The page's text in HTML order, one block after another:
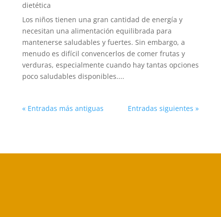
dietética
Los niños tienen una gran cantidad de energía y
necesitan una alimentación equilibrada para
mantenerse saludables y fuertes. Sin embargo, a
menudo es difícil convencerlos de comer frutas y
verduras, especialmente cuando hay tantas opciones
poco saludables disponibles....
« Entradas más antiguas Entradas siguientes »